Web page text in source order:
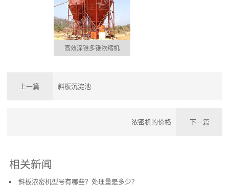
高效深锥多锥浓缩机
上一篇 斜板沉淀池
浓密机的价格 下一篇
相关新闻
斜板浓密机型号有哪些？处理量是多少？